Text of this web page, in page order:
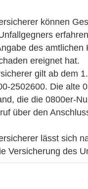
können
des amtlichen
ereignet hat.
gilt ab dem
2502600. Die alte
die die 0800er-
über den
lässt sich
Versicherung des